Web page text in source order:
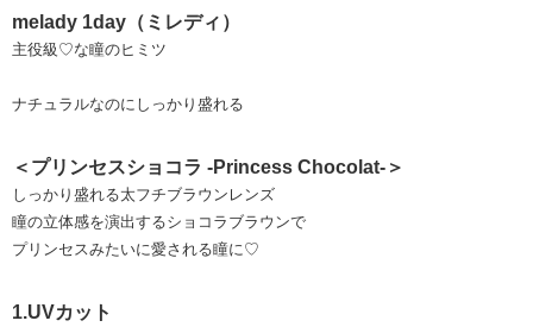
melady 1day（ミレディ）
主役級♡な瞳のヒミツ
ナチュラルなのにしっかり盛れる
＜プリンセスショコラ -Princess Chocolat-＞
しっかり盛れる太フチブラウンレンズ
瞳の立体感を演出するショコラブラウンで
プリンセスみたいに愛される瞳に♡
1.UVカット